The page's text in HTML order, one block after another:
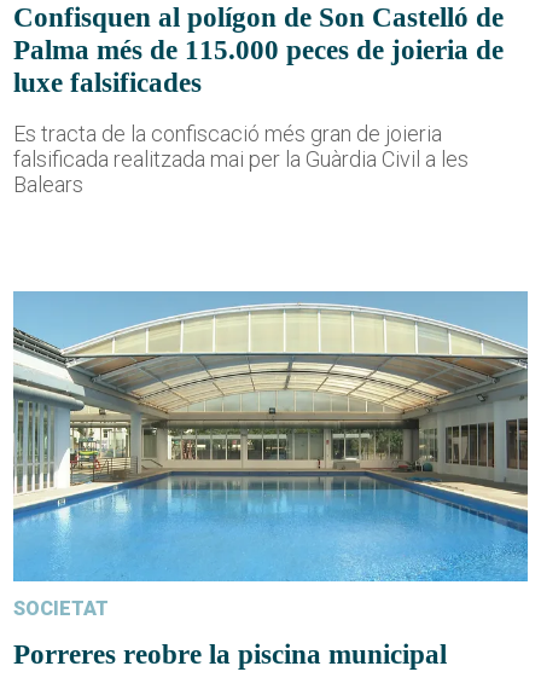
Confisquen al polígon de Son Castelló de
Palma més de 115.000 peces de joieria de
luxe falsificades
Es tracta de la confiscació més gran de joieria
falsificada realitzada mai per la Guàrdia Civil a les
Balears
SOCIETAT
Porreres reobre la piscina municipal